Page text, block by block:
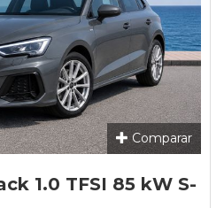
Comparar
1.0 TFSI 85 kW S-